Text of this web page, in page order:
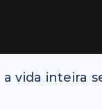
vida inteira